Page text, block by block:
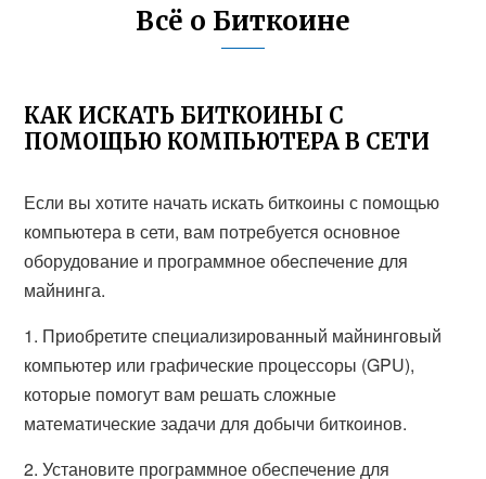
Всё о Биткоине
КАК ИСКАТЬ БИТКОИНЫ С
ПОМОЩЬЮ КОМПЬЮТЕРА В СЕТИ
Если вы хотите начать искать биткоины с помощью
компьютера в сети, вам потребуется основное
оборудование и программное обеспечение для
майнинга.
1. Приобретите специализированный майнинговый
компьютер или графические процессоры (GPU),
которые помогут вам решать сложные
математические задачи для добычи биткоинов.
2. Установите программное обеспечение для